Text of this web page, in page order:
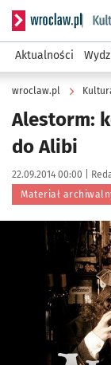
Serwis
Aktualności
wroclaw.pl
Alestorm:
do Alibi
Data publikacji:
22.09.2014 00:00 |
Materiał
Kliknij, aby